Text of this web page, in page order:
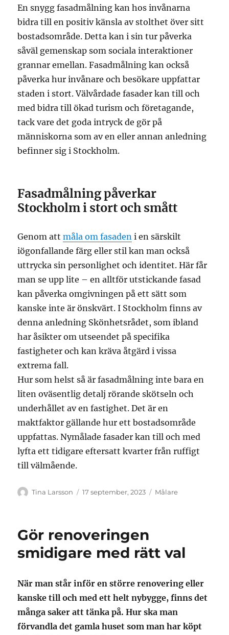
En snygg fasadmålning kan hos invånarna
bidra till en positiv känsla av stolthet över sitt
bostadsområde. Detta kan i sin tur påverka
såväl gemenskap som sociala interaktioner
grannar emellan. Fasadmålning kan också
påverka hur invånare och besökare uppfattar
staden i stort. Välvårdade fasader kan till och
med bidra till ökad turism och företagande,
tack vare det goda intryck de gör på
människorna som av en eller annan anledning
befinner sig i Stockholm.
Fasadmålning påverkar
Stockholm i stort och smått
Genom attmåla om fasaden i en särskilt
iögonfallande färg eller stil kan man också
uttrycka sin personlighet och identitet. Här får
man se upp lite – en alltför utstickande fasad
kan påverka omgivningen på ett sätt som
kanske inte är önskvärt. I Stockholm finns av
denna anledning Skönhetsrådet, som ibland
har åsikter om utseendet på specifika
fastigheter och kan kräva åtgärd i vissa
extrema fall.
Hur som helst så är fasadmålning inte bara en
liten oväsentlig detalj rörande skötseln och
underhållet av en fastighet. Det är en
maktfaktor gällande hur ett bostadsområde
uppfattas. Nymålade fasader kan till och med
lyfta ett tidigare eftersatt kvarter från ruffigt
till välmående.
Författare
Tina Larsson
Publicerat
17 september, 2023 Kategorier
Målare
Gör renoveringen
smidigare med rätt val
När man står inför en större renovering eller
kanske till och med ett helt nybygge, finns det
många saker att tänka på. Hur ska man
förvandla det gamla huset som man har köpt